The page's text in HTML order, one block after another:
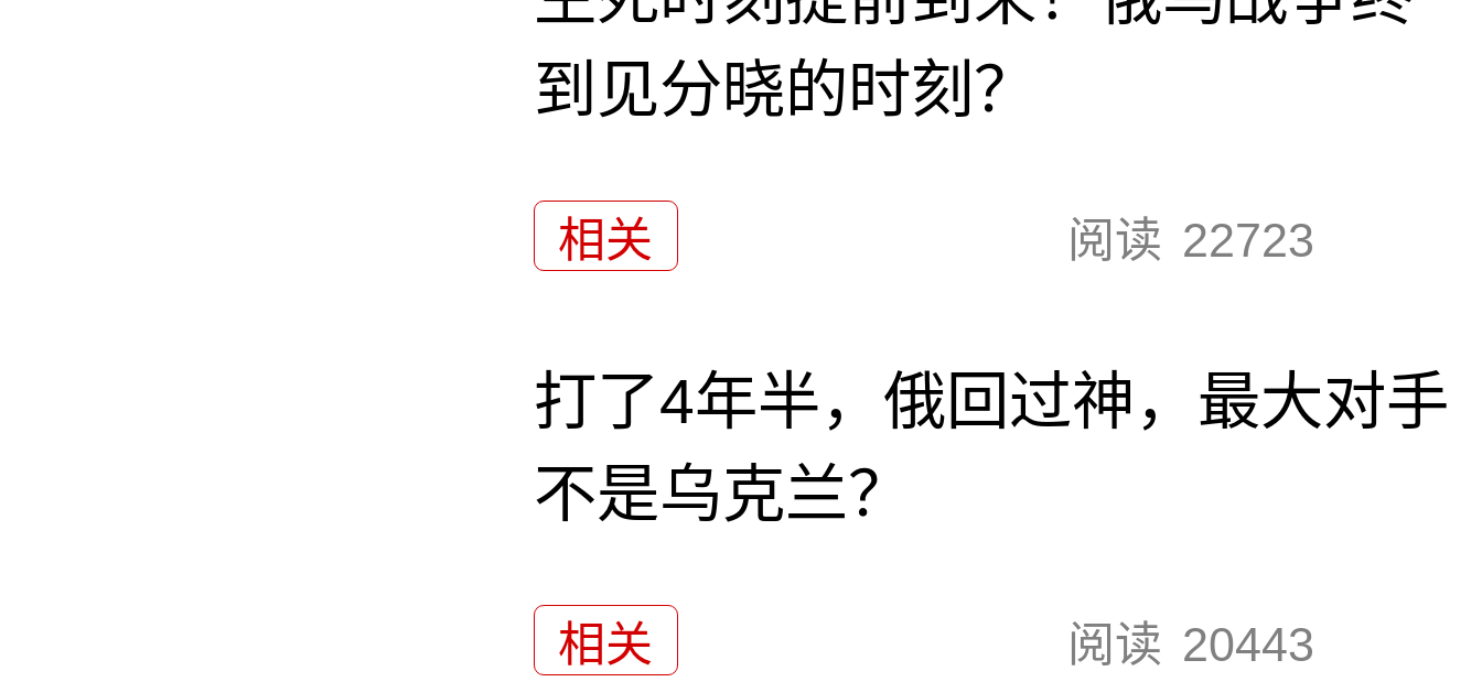
到见分晓的时刻？
相关 阅读 22723
打了4年半，俄回过神，最大对手
不是乌克兰？
相关 阅读 20443